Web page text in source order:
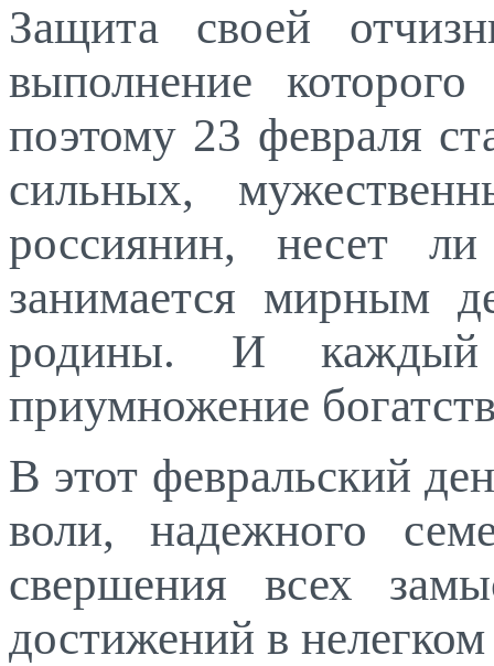
Защита своей
выполнение
поэтому 23 февраля
сильных,
россиянин, несет
занимается мирным
родины. И
приумножение
В этот февральский
воли, надежного
свершения всех
достижений в